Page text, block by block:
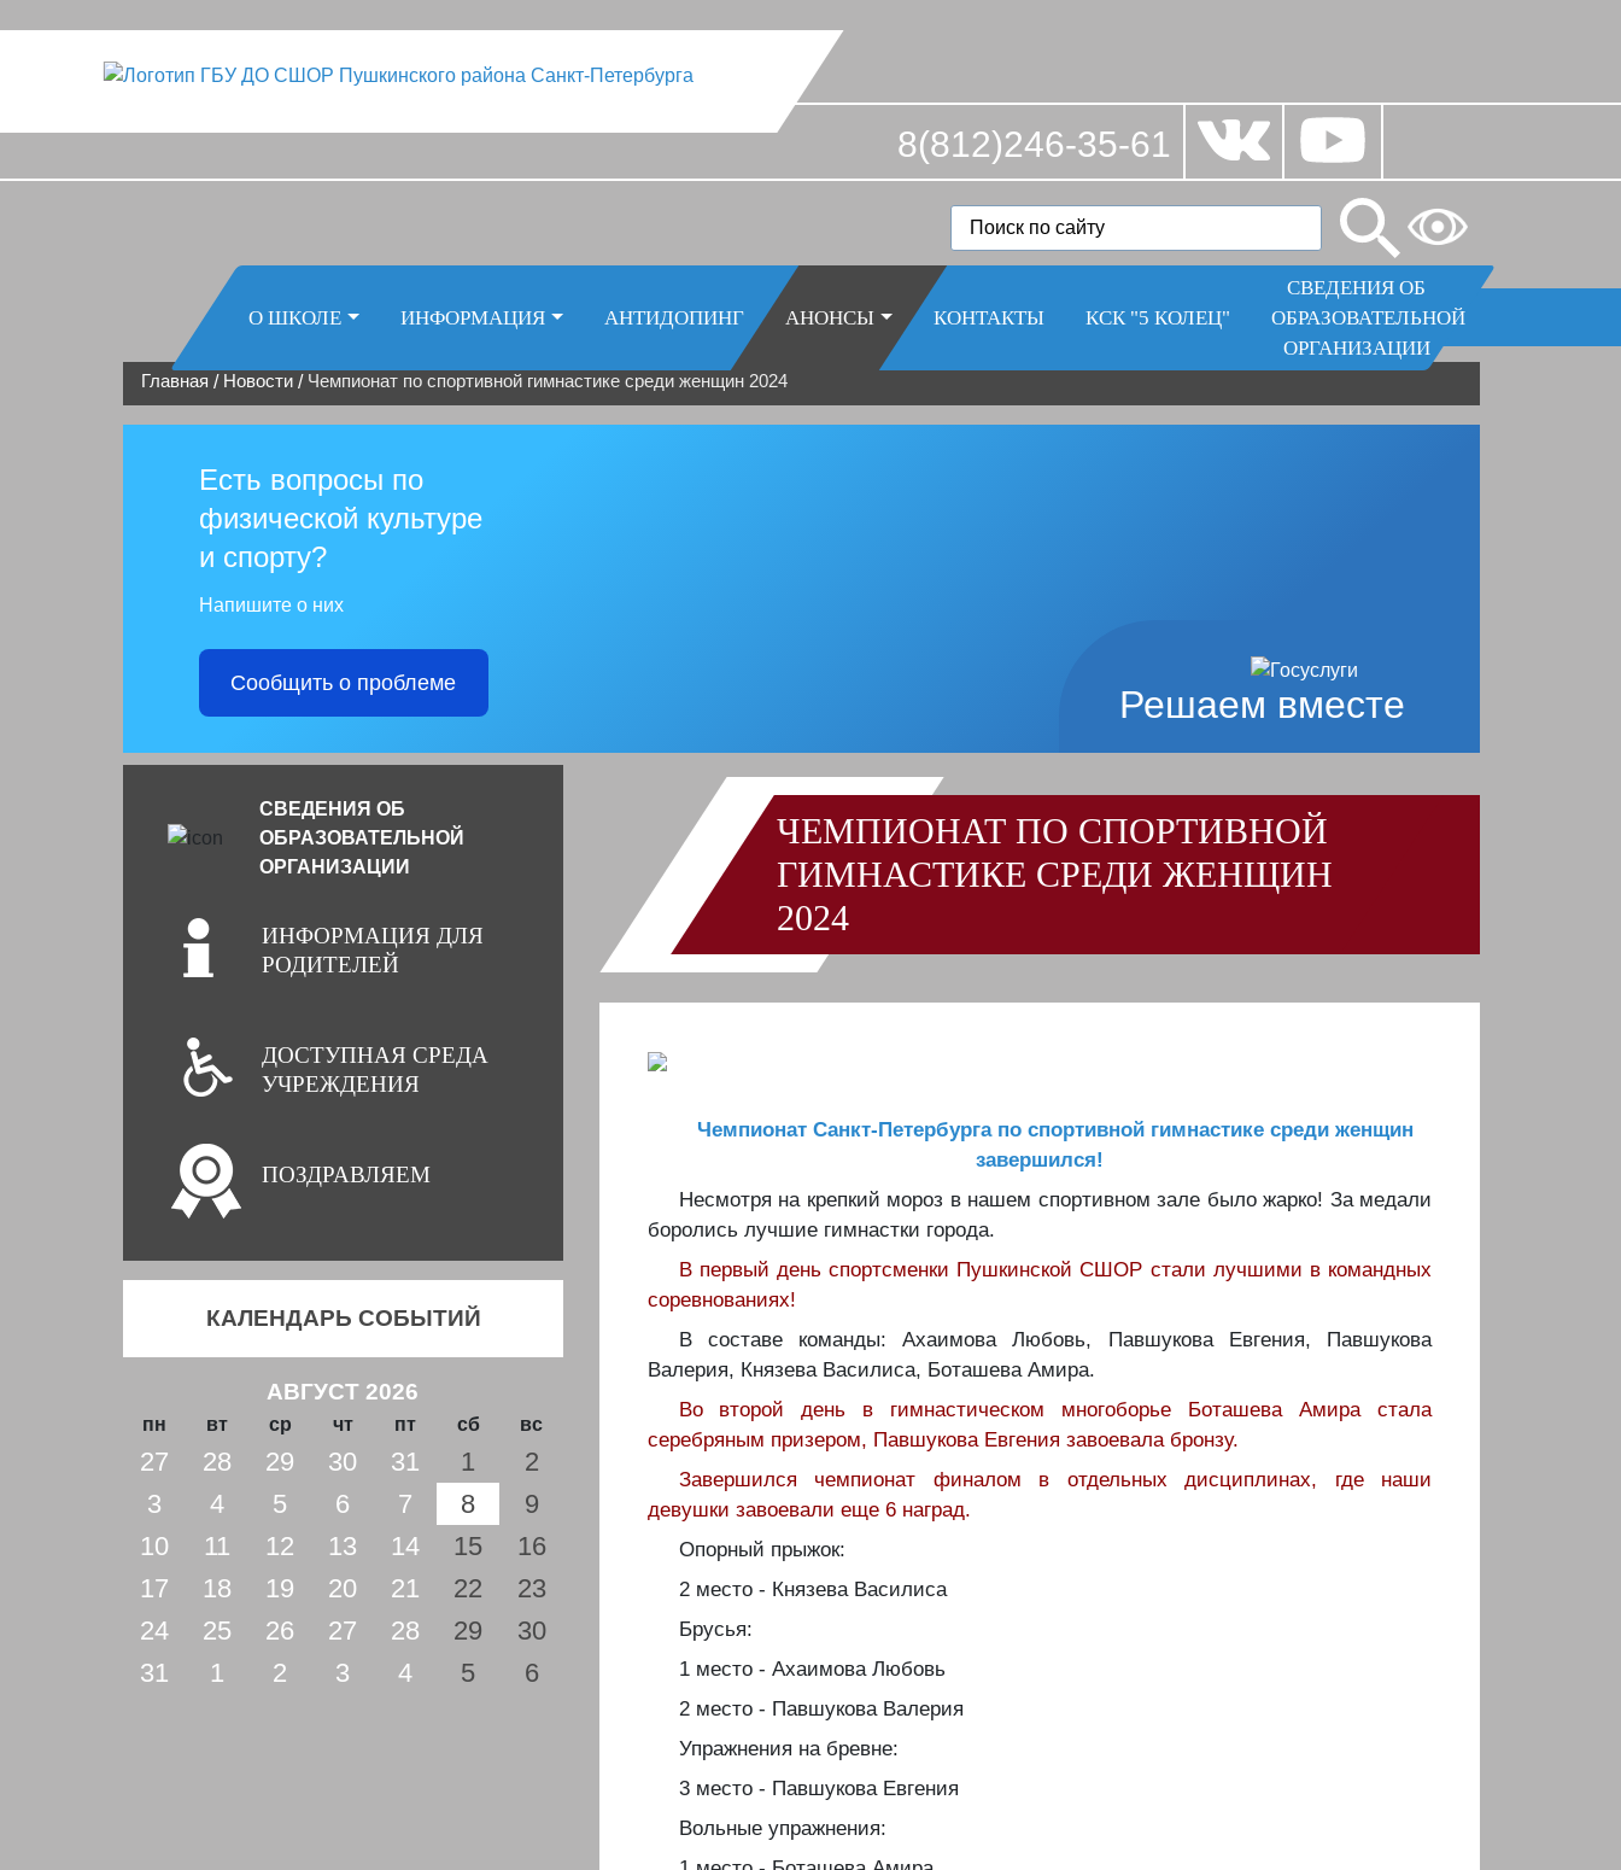
8(812)246-35-61
О ШКОЛЕ ИНФОРМАЦИЯ АНТИДОПИНГ АНОНСЫ КОНТАКТЫ КСК "5 КОЛЕЦ"
СВЕДЕНИЯ ОБ
ОБРАЗОВАТЕЛЬНОЙ
ОРГАНИЗАЦИИ
Главная / Новости / Чемпионат по спортивной гимнастике среди женщин 2024
Решаем вместе
Есть вопросы по
физической культуре
и спорту?
Напишите о них
Сообщить о проблеме
СВЕДЕНИЯ ОБ
ОБРАЗОВАТЕЛЬНОЙ
ОРГАНИЗАЦИИ
ИНФОРМАЦИЯ ДЛЯ
РОДИТЕЛЕЙ
ДОСТУПНАЯ СРЕДА
УЧРЕЖДЕНИЯ
ПОЗДРАВЛЯЕМ
КАЛЕНДАРЬ СОБЫТИЙ
АВГУСТ 2026
пн вт ср чт пт сб вс
27 28 29 30 31 1
2
3
4 5 6 7 8
9
10
11 12 13 14 15
16
17
18 19 20 21 22
23
24
25 26 27 28 29
30
31
1 2 3 4 5 6
ЧЕМПИОНАТ ПО СПОРТИВНОЙ
ГИМНАСТИКЕ СРЕДИ ЖЕНЩИН
2024
Чемпионат Санкт-Петербурга по спортивной гимнастике среди женщин
завершился!
Несмотря на крепкий мороз в нашем спортивном зале было жарко! За медали
боролись лучшие гимнастки города.
В первый день спортсменки Пушкинской СШОР стали лучшими в командных
соревнованиях!
В составе команды: Ахаимова Любовь, Павшукова Евгения, Павшукова
Валерия, Князева Василиса, Боташева Амира.
Во второй день в гимнастическом многоборье Боташева Амира стала
серебряным призером, Павшукова Евгения завоевала бронзу.
Завершился чемпионат финалом в отдельных дисциплинах, где наши
девушки завоевали еще 6 наград.
Опорный прыжок:
2 место - Князева Василиса
Брусья:
1 место - Ахаимова Любовь
2 место - Павшукова Валерия
Упражнения на бревне:
3 место - Павшукова Евгения
Вольные упражнения: